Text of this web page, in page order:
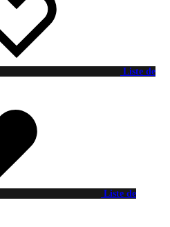
Liste de
Liste de